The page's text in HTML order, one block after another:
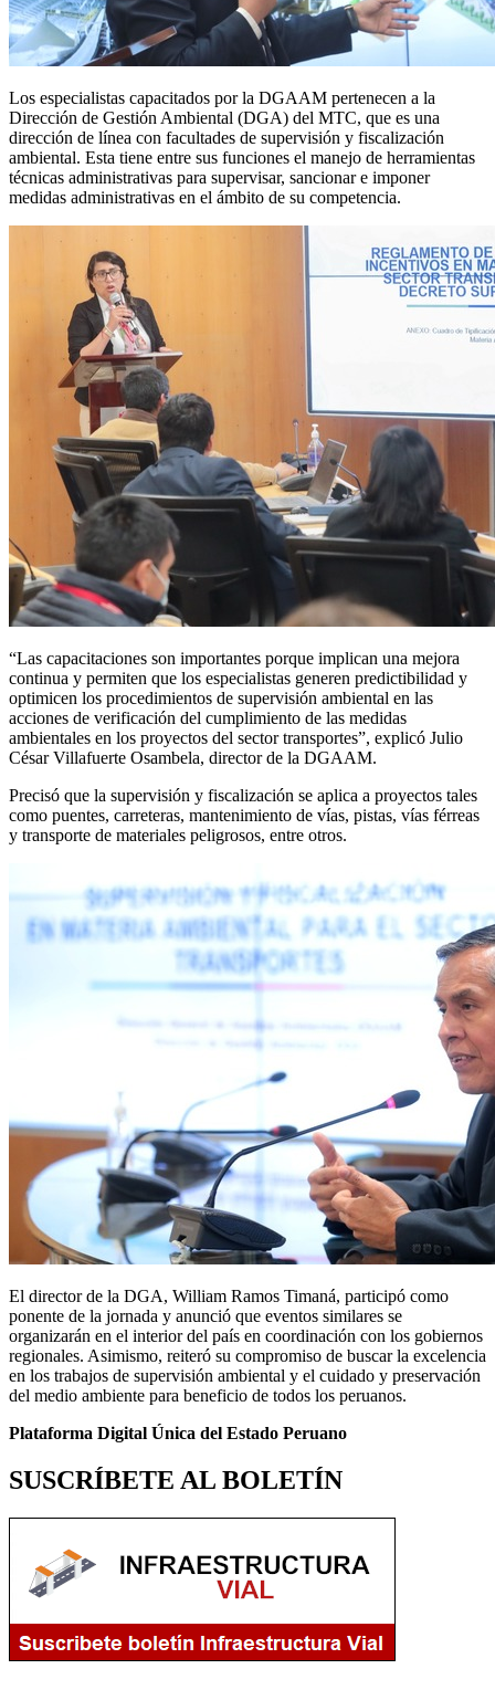
Los especialistas capacitados por la DGAAM pertenecen a la
Dirección de Gestión Ambiental (DGA) del MTC, que es una
dirección de línea con facultades de supervisión y fiscalización
ambiental. Esta tiene entre sus funciones el manejo de herramientas
técnicas administrativas para supervisar, sancionar e imponer
medidas administrativas en el ámbito de su competencia.
“Las capacitaciones son importantes porque implican una mejora
continua y permiten que los especialistas generen predictibilidad y
optimicen los procedimientos de supervisión ambiental en las
acciones de verificación del cumplimiento de las medidas
ambientales en los proyectos del sector transportes”, explicó Julio
César Villafuerte Osambela, director de la DGAAM.
Precisó que la supervisión y fiscalización se aplica a proyectos tales
como puentes, carreteras, mantenimiento de vías, pistas, vías férreas
y transporte de materiales peligrosos, entre otros.
El director de la DGA, William Ramos Timaná, participó como
ponente de la jornada y anunció que eventos similares se
organizarán en el interior del país en coordinación con los gobiernos
regionales. Asimismo, reiteró su compromiso de buscar la excelencia
en los trabajos de supervisión ambiental y el cuidado y preservación
del medio ambiente para beneficio de todos los peruanos.
Plataforma Digital Única del Estado Peruano
SUSCRÍBETE AL BOLETÍN